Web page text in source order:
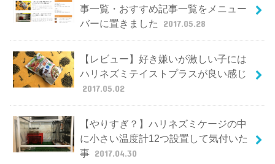
事一覧・おすすめ記事一覧をメニュー
バーに置きました
2017.05.28
【レビュー】好き嫌いが激しい子には
ハリネズミテイストプラスが良い感じ
2017.05.02
【やりすぎ？】ハリネズミケージの中
に小さい温度計12つ設置して気付いた
事 2017.04.30